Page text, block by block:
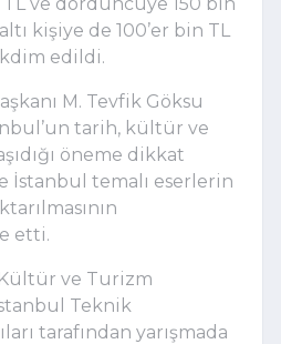
kişiye de 100’er bin TL
edildi.
M. Tevfik Göksu
tarih, kültür ve
öneme dikkat
İstanbul temalı eserlerin
etti.
ve Turizm
Teknik
tarafından yarışmada